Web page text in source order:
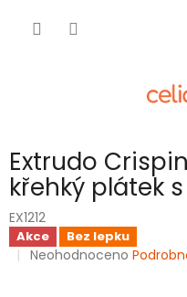
Extrudo
křehký plátek
EX1212
Akce Bez lepku
Průměrné
Neohodnoceno